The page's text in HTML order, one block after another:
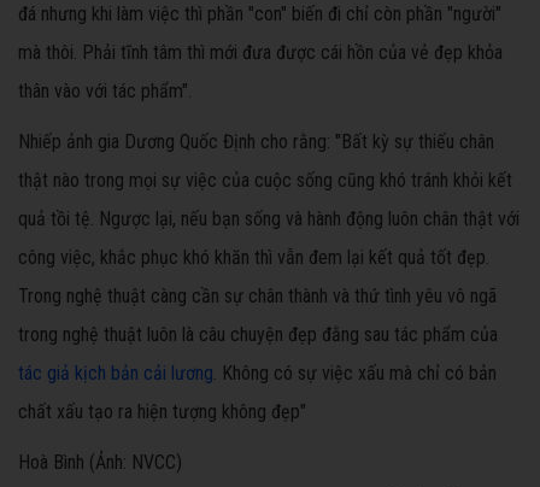
đá nhưng khi làm việc thì phần "con" biến đi chỉ còn phần "người"
mà thôi. Phải tĩnh tâm thì mới đưa được cái hồn của vẻ đẹp khỏa
thân vào với tác phẩm".
Nhiếp ảnh gia Dương Quốc Định cho rằng: "Bất kỳ sự thiếu chân
thật nào trong mọi sự việc của cuộc sống cũng khó tránh khỏi kết
quả tồi tệ. Ngược lại, nếu bạn sống và hành động luôn chân thật với
công việc, khắc phục khó khăn thì vẫn đem lại kết quả tốt đẹp.
Trong nghệ thuật càng cần sự chân thành và thứ tình yêu vô ngã
trong nghệ thuật luôn là câu chuyện đẹp đằng sau tác phẩm của
tác giả kịch bản cải lương . Không có sự việc xấu mà chỉ có bản
chất xấu tạo ra hiện tượng không đẹp"
Hoà Bình (Ảnh: NVCC)